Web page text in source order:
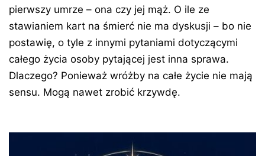
pierwszy umrze – ona czy jej mąż. O ile ze
stawianiem kart na śmierć nie ma dyskusji – bo nie
postawię, o tyle z innymi pytaniami dotyczącymi
całego życia osoby pytającej jest inna sprawa.
Dlaczego? Ponieważ wróżby na całe życie nie mają
sensu. Mogą nawet zrobić krzywdę.